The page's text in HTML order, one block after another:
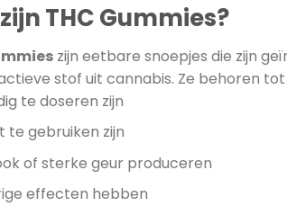
THC Gummies?
zijn eetbare snoepjes die zijn
stof uit cannabis. Ze behoren
te doseren zijn
te gebruiken zijn
of sterke geur produceren
effecten hebben